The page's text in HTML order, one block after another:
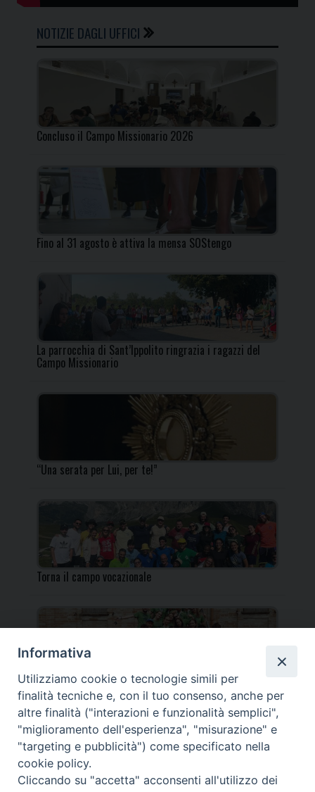
NOTIZIE DAGLI UFFICI
Concluso il Campo Missionario 2026
Fino al 31 agosto è attiva la mensa SOStengo
La parrocchia di Sant’Ippolito ringrazia i ragazzi del
Campo Missionario
“Una serata per Lui, per te!”
Torna il campo vocazionale
Torna il Campo Missionario Diocesano
_____________________________________________________
Informativa
Utilizziamo cookie o tecnologie simili per
finalità tecniche e, con il tuo consenso, anche per
altre finalità ("interazioni e funzionalità semplici",
"miglioramento dell'esperienza", "misurazione" e
"targeting e pubblicità") come specificato nella
cookie policy.
Cliccando su "accetta" acconsenti all'utilizzo dei